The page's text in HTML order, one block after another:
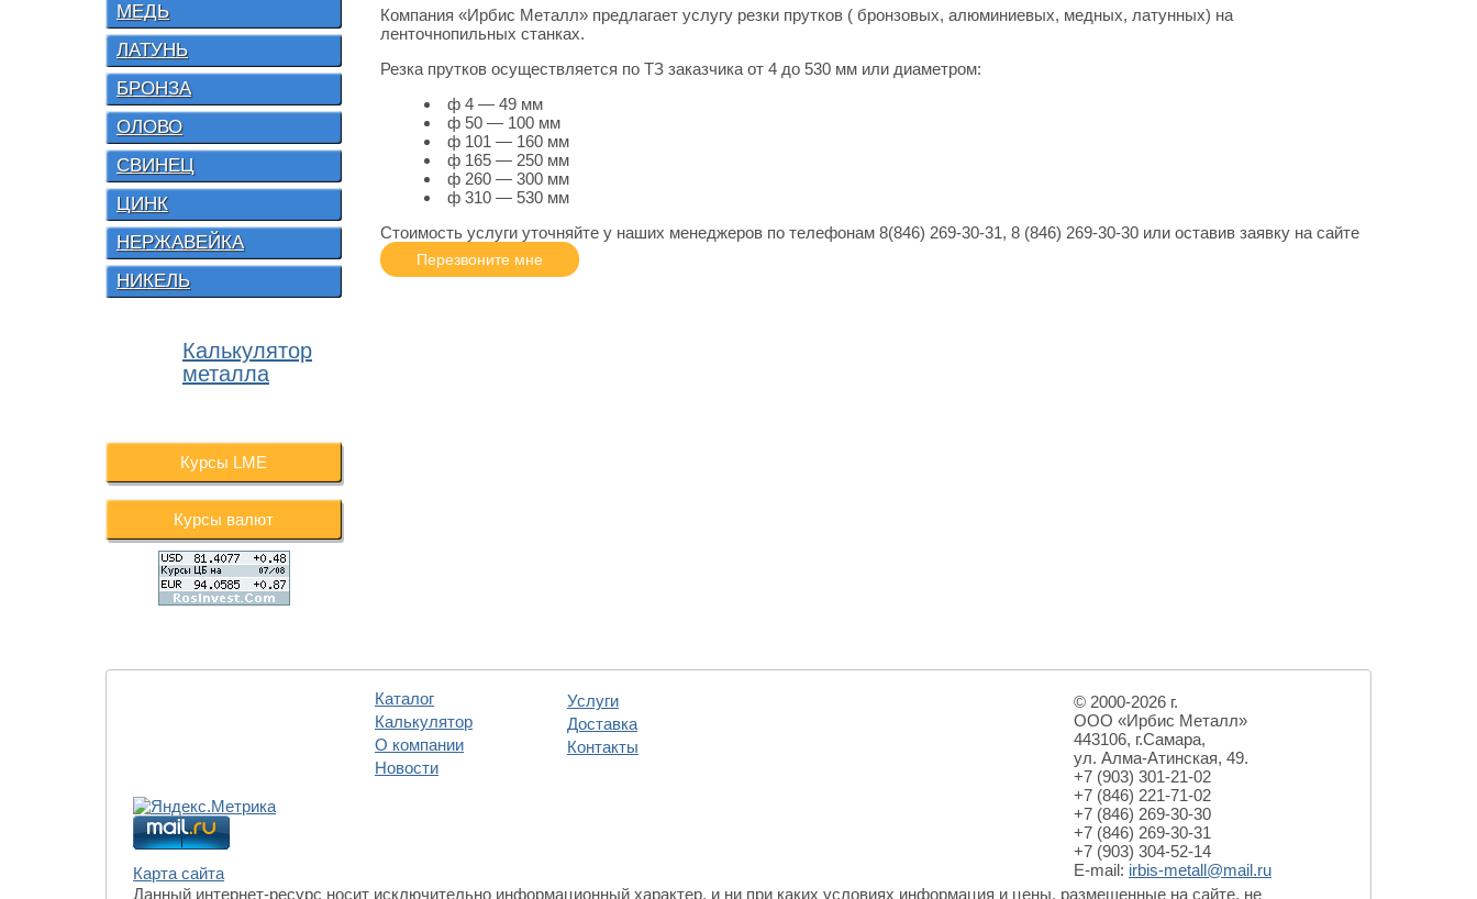
МЕДЬ
ЛАТУНЬ
БРОНЗА
ОЛОВО
СВИНЕЦ
ЦИНК
НЕРЖАВЕЙКА
НИКЕЛЬ
Калькулятор
металла
Курсы LME
Курсы валют
Компания «Ирбис Металл» предлагает услугу резки прутков ( бронзовых, алюминиевых, медных, латунных) на
ленточнопильных станках.
Резка прутков осуществляется по ТЗ заказчика от 4 до 530 мм или диаметром:
ф 4 — 49 мм
ф 50 — 100 мм
ф 101 — 160 мм
ф 165 — 250 мм
ф 260 — 300 мм
ф 310 — 530 мм
Стоимость услуги уточняйте у наших менеджеров по телефонам 8(846) 269-30-31, 8 (846) 269-30-30 или оставив заявку на сайте
Перезвоните мне
Карта сайта
Каталог
Калькулятор
О компании
Новости
Услуги
Доставка
Контакты
© 2000-2026 г.
ООО «Ирбис Металл»
443106, г.Самара,
ул. Алма-Атинская, 49.
+7 (903) 301-21-02
+7 (846) 221-71-02
+7 (846) 269-30-30
+7 (846) 269-30-31
+7 (903) 304-52-14
E-mail: irbis-metall@mail.ru
Данный интернет-ресурс носит исключительно информационный характер, и ни при каких условиях информация и цены, размещенные на сайте, не